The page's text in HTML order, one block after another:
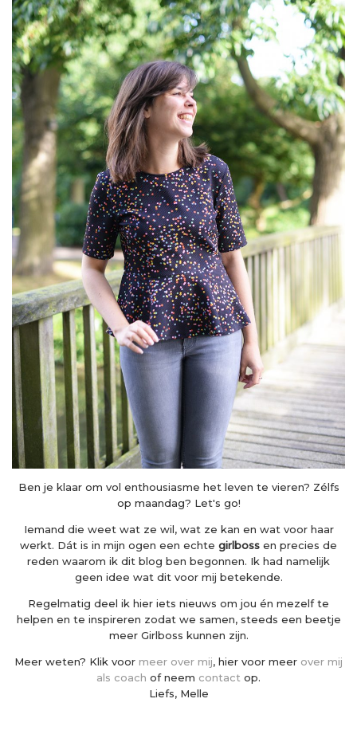
Ben je klaar om vol enthousiasme het leven te vieren? Zélfs
op maandag? Let's go!
Iemand die weet wat ze wil, wat ze kan en wat voor haar
werkt. Dát is in mijn ogen een echte girlboss en precies de
reden waarom ik dit blog ben begonnen. Ik had namelijk
geen idee wat dit voor mij betekende.
Regelmatig deel ik hier iets nieuws om jou én mezelf te
helpen en te inspireren zodat we samen, steeds een beetje
meer Girlboss kunnen zijn.
Meer weten? Klik voor meer over mij, hier voor meer over mij
als coach of neem contact op.
Liefs, Melle